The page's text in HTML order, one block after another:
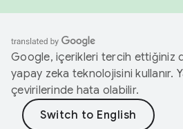
Google, içerikleri tercih ettiğiniz
yapay zeka teknolojisini kullanır.
çevirilerinde hata olabilir.